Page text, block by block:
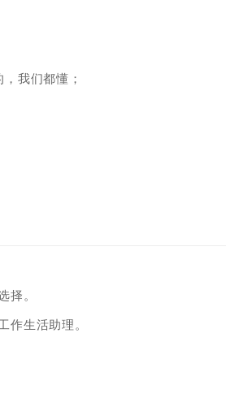
我们都懂；
择。
作生活助理。